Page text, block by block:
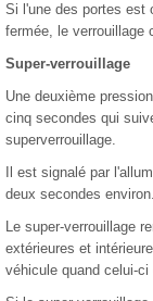
Si l'une des portes est
fermée, le verrouillage
Super-verrouillage
Une deuxième
cinq secondes qui
superverrouillage.
Il est signalé par
deux secondes environ.
Le super-verrouillage
extérieures et
véhicule quand celui-